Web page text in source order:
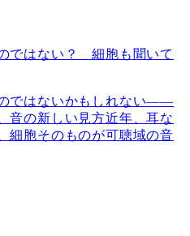
ではない？ 細胞も聞いて
ではないかもしれない――
音の新しい見方近年、耳な
細胞そのものが可聴域の音